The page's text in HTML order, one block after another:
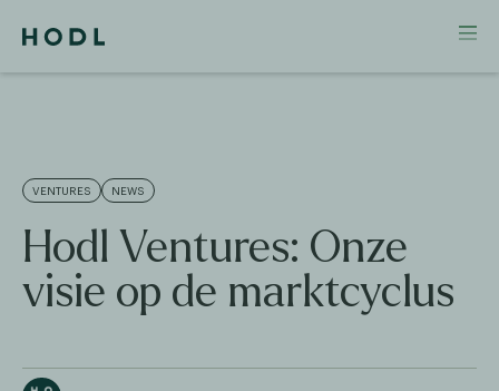
VENTURES NEWS
Hodl Ventures: Onze
visie op de marktcyclus